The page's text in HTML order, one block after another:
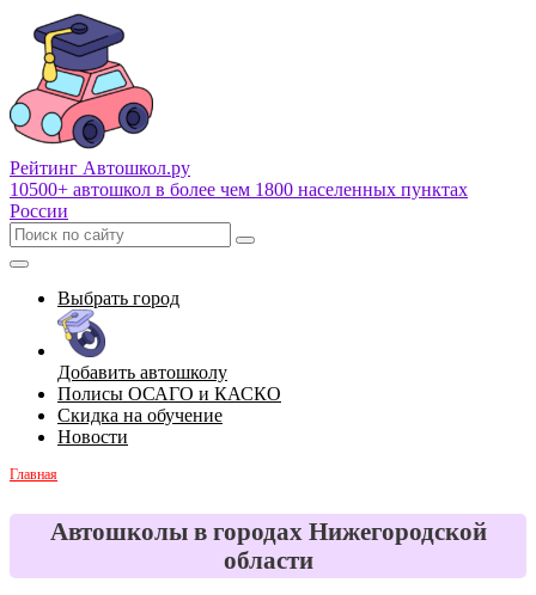
Рейтинг Автошкол.ру
10500+ автошкол в более чем 1800 населенных пунктах
России
Выбрать город
Добавить автошколу
Полисы ОСАГО и КАСКО
Скидка на обучение
Новости
Главная
Автошколы в городах Нижегородской
области